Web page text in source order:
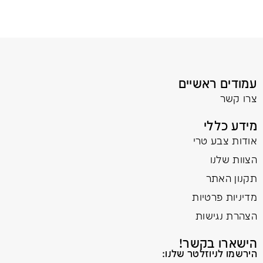
עמודים ראשיים
צרו קשר
מידע כללי
אודות צבע טרי
הצוות שלנו
תקנון האתר
מדיניות פרטיות
הצהרת נגישות
הישארו בקשר!
הירשמו לניוזלטר שלנו: